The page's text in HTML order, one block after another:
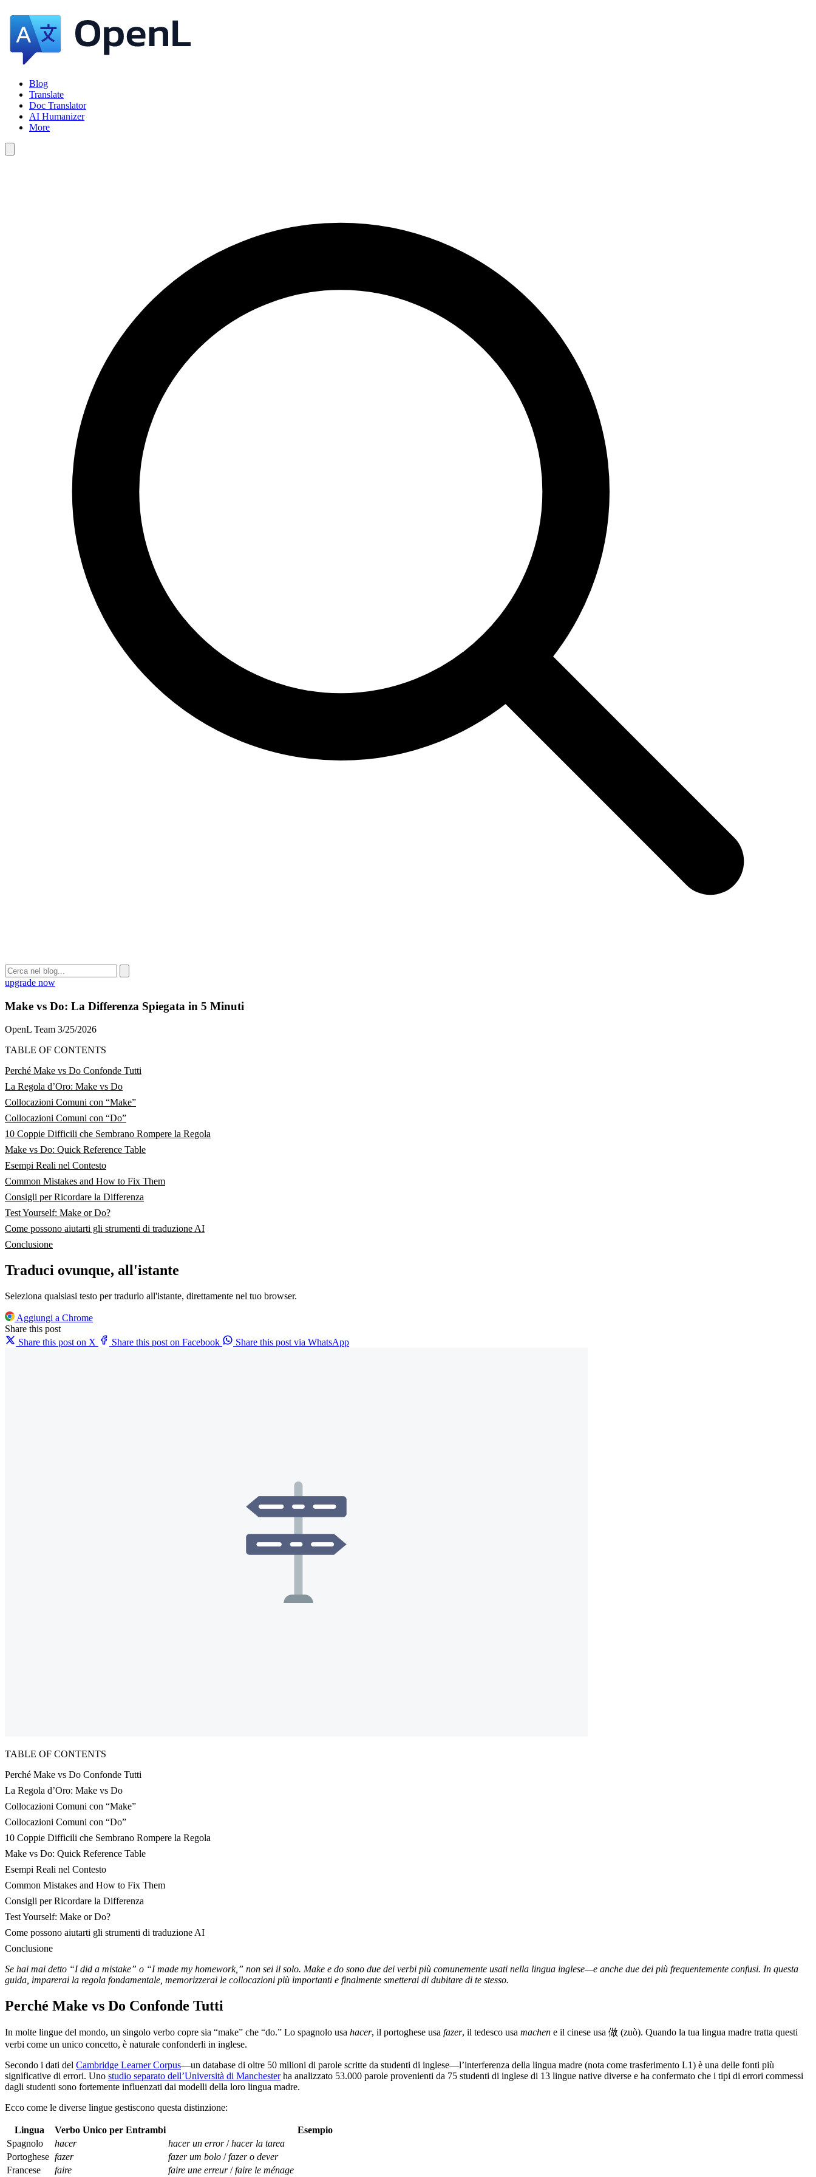
Blog
Translate
Doc Translator
AI Humanizer
More
upgrade now
Make vs Do: La Differenza Spiegata in 5 Minuti
OpenL Team 3/25/2026
TABLE OF CONTENTS
Perché Make vs Do Confonde Tutti
La Regola d’Oro: Make vs Do
Collocazioni Comuni con “Make”
Collocazioni Comuni con “Do”
10 Coppie Difficili che Sembrano Rompere la Regola
Make vs Do: Quick Reference Table
Esempi Reali nel Contesto
Common Mistakes and How to Fix Them
Consigli per Ricordare la Differenza
Test Yourself: Make or Do?
Come possono aiutarti gli strumenti di traduzione AI
Conclusione
Traduci ovunque, all'istante
Seleziona qualsiasi testo per tradurlo all'istante, direttamente nel tuo browser.
Aggiungi a Chrome
Share this post
Share this post on X
Share this post on Facebook Share this post via WhatsApp
TABLE OF CONTENTS
Perché Make vs Do Confonde Tutti
La Regola d’Oro: Make vs Do
Collocazioni Comuni con “Make”
Collocazioni Comuni con “Do”
10 Coppie Difficili che Sembrano Rompere la Regola
Make vs Do: Quick Reference Table
Esempi Reali nel Contesto
Common Mistakes and How to Fix Them
Consigli per Ricordare la Differenza
Test Yourself: Make or Do?
Come possono aiutarti gli strumenti di traduzione AI
Conclusione
Se hai mai detto “I did a mistake” o “I made my homework,” non sei il solo. Make e do sono due dei verbi più comunemente usati nella lingua inglese—e anche due dei più frequentemente confusi. In questa
guida, imparerai la regola fondamentale, memorizzerai le collocazioni più importanti e finalmente smetterai di dubitare di te stesso.
Perché Make vs Do Confonde Tutti
In molte lingue del mondo, un singolo verbo copre sia “make” che “do.” Lo spagnolo usa hacer, il portoghese usa fazer, il tedesco usa machen e il cinese usa 做 (zuò). Quando la tua lingua madre tratta questi
verbi come un unico concetto, è naturale confonderli in inglese.
Secondo i dati del Cambridge Learner Corpus—un database di oltre 50 milioni di parole scritte da studenti di inglese—l’interferenza della lingua madre (nota come trasferimento L1) è una delle fonti più
significative di errori. Uno studio separato dell’Università di Manchesterha analizzato 53.000 parole provenienti da 75 studenti di inglese di 13 lingue native diverse e ha confermato che i tipi di errori commessi
dagli studenti sono fortemente influenzati dai modelli della loro lingua madre.
Ecco come le diverse lingue gestiscono questa distinzione:
Lingua Verbo Unico per Entrambi
Esempio
Spagnolo
hacer hacer un error/hacer la tarea
Portoghese fazer fazer um bolo /fazer o dever
Francese
faire faire une erreur/faire le ménage